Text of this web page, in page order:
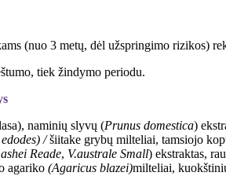
(nuo 3 metų, dėl užspringimo rizikos)
tiek žindymo periodu.
naminių slyvų (Prunus domestica)
/šiitake grybų milteliai, tamsiojo
Reade, V.australe Small) ekstraktas,
agariko (Agaricus blazei)milteliai,